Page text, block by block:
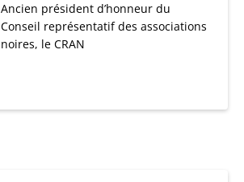
Ancien président d’honneur du
Conseil représentatif des associations
noires, le CRAN